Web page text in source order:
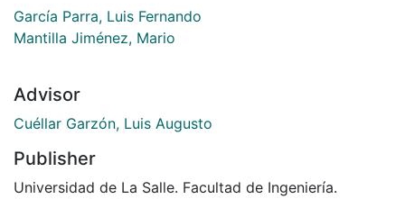
García Parra, Luis Fernando
Mantilla Jiménez, Mario
Advisor
Cuéllar Garzón, Luis Augusto
Publisher
Universidad de La Salle. Facultad de Ingeniería.